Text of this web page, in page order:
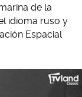
de la
idioma ruso y
Espacial